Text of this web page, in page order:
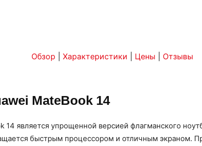
Обзор Характеристики Цены Отзывы
MateBook 14
14 является упрощенной версией флагманского
быстрым процессором и отличным экраном.